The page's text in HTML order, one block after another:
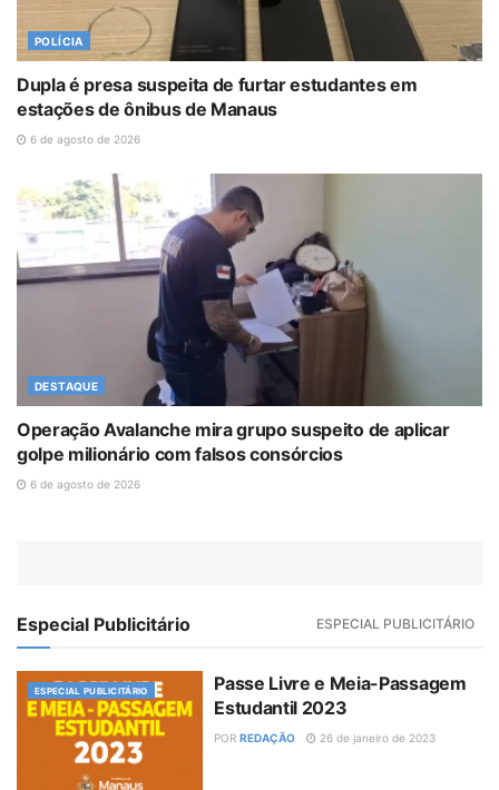
POLÍCIA
Dupla é presa suspeita de furtar estudantes em
estações de ônibus de Manaus
6 de agosto de 2026
DESTAQUE
Operação Avalanche mira grupo suspeito de aplicar
golpe milionário com falsos consórcios
6 de agosto de 2026
Especial Publicitário ESPECIAL PUBLICITÁRIO
ESPECIAL PUBLICITÁRIO
Passe Livre e Meia-Passagem
Estudantil 2023
POR REDAÇÃO 26 de janeiro de 2023